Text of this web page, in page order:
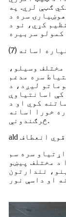
ګټې لري. په
سره د
کړي، نو د
اسانه
وسیلو،
سره مدغم
لیږد، د
کې اسانتیاوې
کوي او د
خورا اسانه
څرګندونې.
ald قوي انعطاف
سره سم
د مختلف پیښو
نندارتون